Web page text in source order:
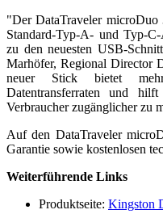
"Der DataTraveler microDuo
Standard-Typ-A- und Typ-
zu den neuesten USB-
Marhöfer, Regional Director
neuer Stick bietet
Datentransferraten und
Verbraucher zugänglicher zu
Auf den DataTraveler
Garantie sowie kostenlosen
Weiterführende Links
Produktseite: Kingston